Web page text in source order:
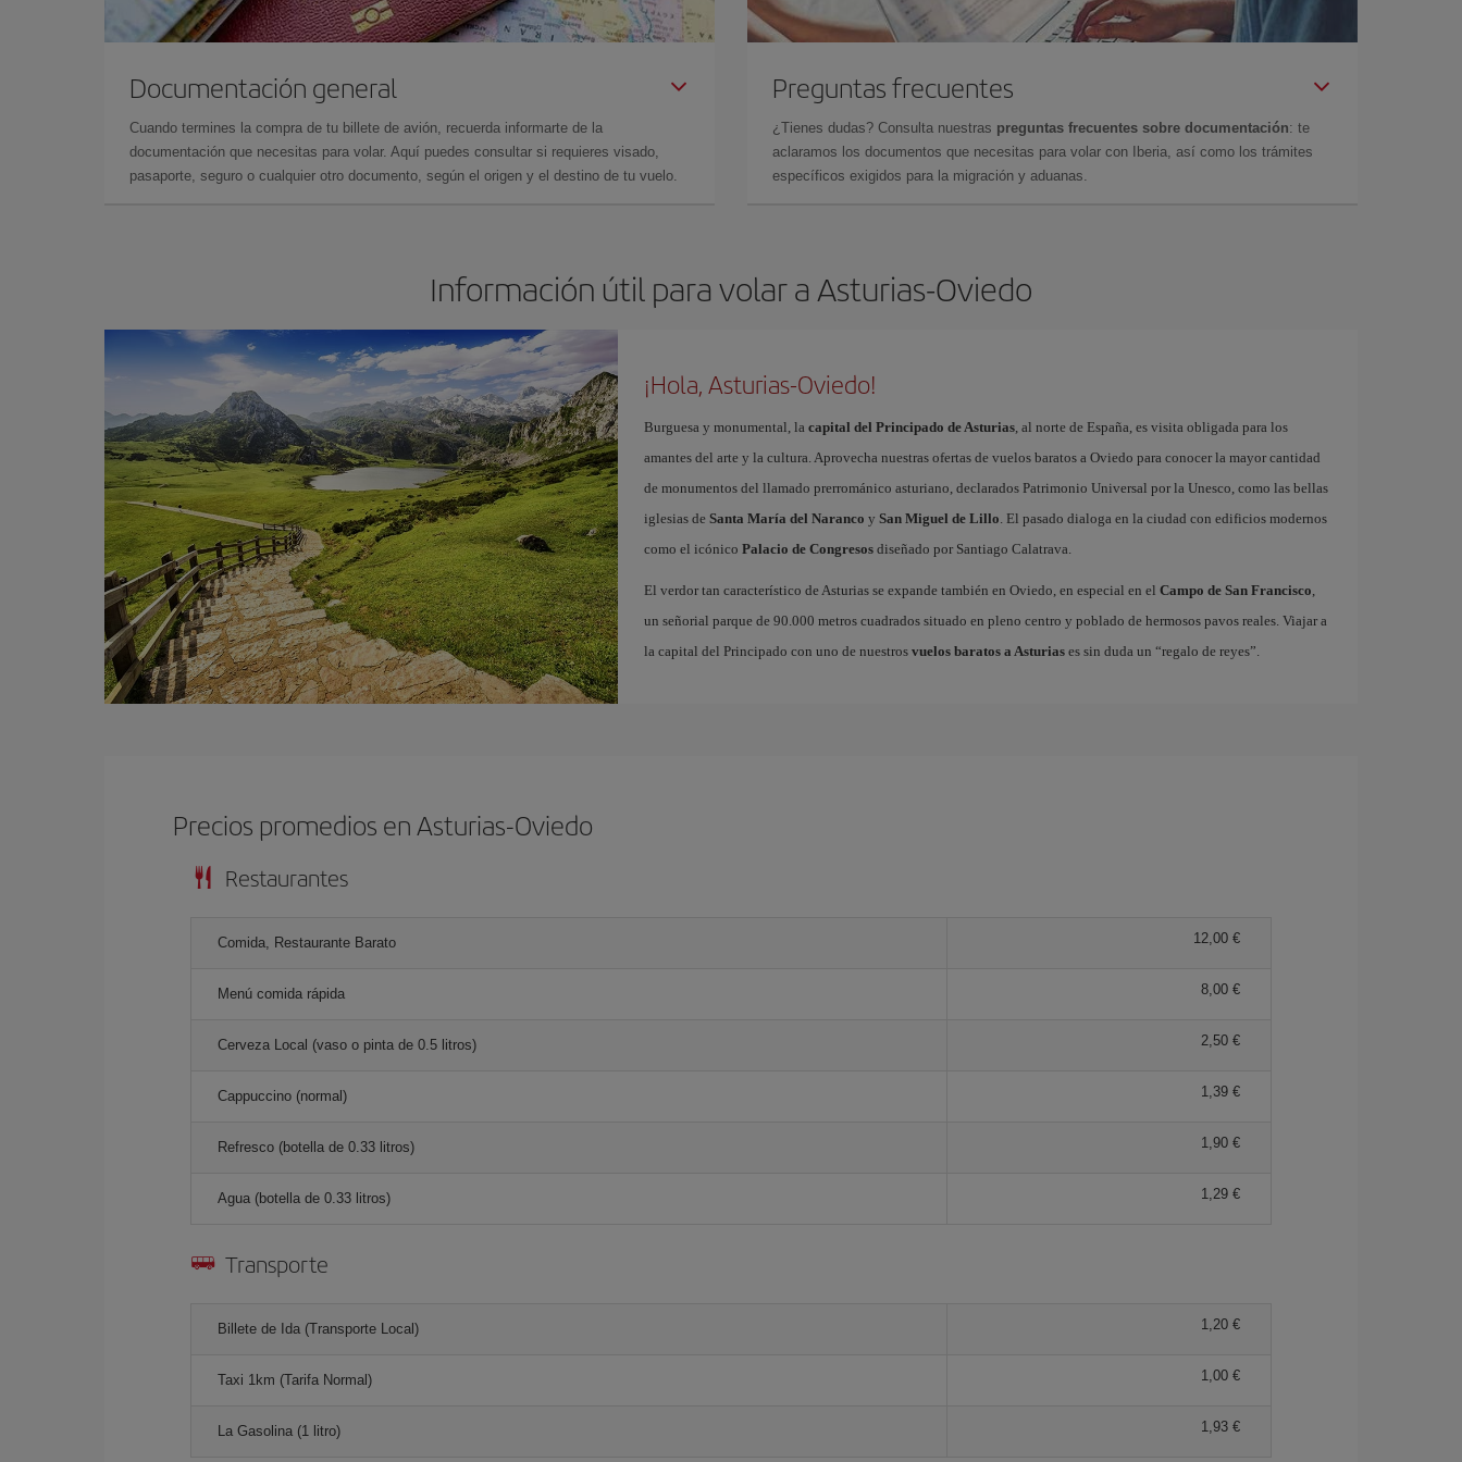
Documentación general
Cuando termines la compra de tu billete de avión, recuerda informarte de la
documentación que necesitas para volar. Aquí puedes consultar si requieres visado,
pasaporte, seguro o cualquier otro documento, según el origen y el destino de tu vuelo.
Preguntas frecuentes
¿Tienes dudas? Consulta nuestras preguntas frecuentes sobre documentación: te
aclaramos los documentos que necesitas para volar con Iberia, así como los trámites
específicos exigidos para la migración y aduanas.
Información útil para volar a Asturias-Oviedo
¡Hola, Asturias-Oviedo!
Burguesa y monumental, la capital del Principado de Asturias, al norte de España, es visita obligada para los
amantes del arte y la cultura. Aprovecha nuestras ofertas de vuelos baratos a Oviedo para conocer la mayor cantidad
de monumentos del llamado prerrománico asturiano, declarados Patrimonio Universal por la Unesco, como las bellas
iglesias de Santa María del Naranco y San Miguel de Lillo. El pasado dialoga en la ciudad con edificios modernos
como el icónico Palacio de Congresosdiseñado por Santiago Calatrava.
El verdor tan característico de Asturias se expande también en Oviedo, en especial en el Campo de San Francisco,
un señorial parque de 90.000 metros cuadrados situado en pleno centro y poblado de hermosos pavos reales. Viajar a
la capital del Principado con uno de nuestros vuelos baratos a Asturiases sin duda un “regalo de reyes”.
Precios promedios en Asturias-Oviedo
Restaurantes
Comida, Restaurante Barato 12,00 €
Menú comida rápida 8,00 €
Cerveza Local (vaso o pinta de 0.5 litros) 2,50 €
Cappuccino (normal) 1,39 €
Refresco (botella de 0.33 litros) 1,90 €
Agua (botella de 0.33 litros) 1,29 €
Transporte
Billete de Ida (Transporte Local) 1,20 €
Taxi 1km (Tarifa Normal) 1,00 €
La Gasolina (1 litro) 1,93 €